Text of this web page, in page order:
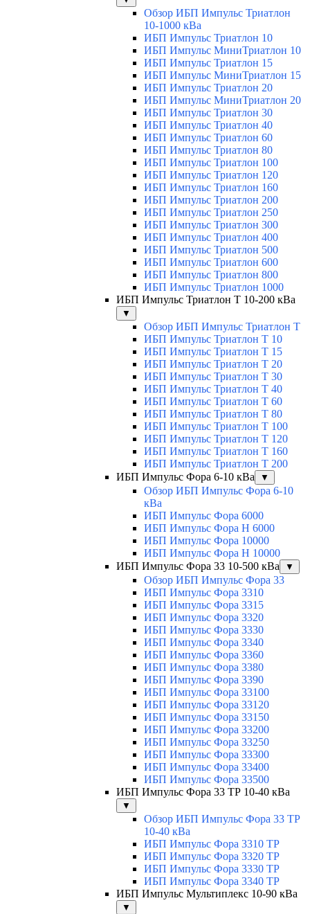
Обзор ИБП Импульс Триатлон
10-1000 кВа
ИБП Импульс Триатлон 10
ИБП Импульс МиниТриатлон 10
ИБП Импульс Триатлон 15
ИБП Импульс МиниТриатлон 15
ИБП Импульс Триатлон 20
ИБП Импульс МиниТриатлон 20
ИБП Импульс Триатлон 30
ИБП Импульс Триатлон 40
ИБП Импульс Триатлон 60
ИБП Импульс Триатлон 80
ИБП Импульс Триатлон 100
ИБП Импульс Триатлон 120
ИБП Импульс Триатлон 160
ИБП Импульс Триатлон 200
ИБП Импульс Триатлон 250
ИБП Импульс Триатлон 300
ИБП Импульс Триатлон 400
ИБП Импульс Триатлон 500
ИБП Импульс Триатлон 600
ИБП Импульс Триатлон 800
ИБП Импульс Триатлон 1000
ИБП Импульс Триатлон Т 10-200 кВа
▼
Обзор ИБП Импульс Триатлон Т
ИБП Импульс Триатлон Т 10
ИБП Импульс Триатлон Т 15
ИБП Импульс Триатлон Т 20
ИБП Импульс Триатлон Т 30
ИБП Импульс Триатлон Т 40
ИБП Импульс Триатлон Т 60
ИБП Импульс Триатлон Т 80
ИБП Импульс Триатлон Т 100
ИБП Импульс Триатлон Т 120
ИБП Импульс Триатлон Т 160
ИБП Импульс Триатлон Т 200
ИБП Импульс Фора 6-10 кВа
▼
Обзор ИБП Импульс Фора 6-10
кВа
ИБП Импульс Фора 6000
ИБП Импульс Фора H 6000
ИБП Импульс Фора 10000
ИБП Импульс Фора H 10000
ИБП Импульс Фора 33 10-500 кВа
▼
Обзор ИБП Импульс Фора 33
ИБП Импульс Фора 3310
ИБП Импульс Фора 3315
ИБП Импульс Фора 3320
ИБП Импульс Фора 3330
ИБП Импульс Фора 3340
ИБП Импульс Фора 3360
ИБП Импульс Фора 3380
ИБП Импульс Фора 3390
ИБП Импульс Фора 33100
ИБП Импульс Фора 33120
ИБП Импульс Фора 33150
ИБП Импульс Фора 33200
ИБП Импульс Фора 33250
ИБП Импульс Фора 33300
ИБП Импульс Фора 33400
ИБП Импульс Фора 33500
ИБП Импульс Фора 33 ТР 10-40 кВа
▼
Обзор ИБП Импульс Фора 33 ТР
10-40 кВа
ИБП Импульс Фора 3310 ТР
ИБП Импульс Фора 3320 ТР
ИБП Импульс Фора 3330 ТР
ИБП Импульс Фора 3340 ТР
ИБП Импульс Мультиплекс 10-90 кВа
▼